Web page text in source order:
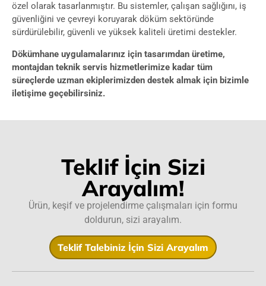
özel olarak tasarlanmıştır. Bu sistemler, çalışan sağlığını, iş
güvenliğini ve çevreyi koruyarak döküm sektöründe
sürdürülebilir, güvenli ve yüksek kaliteli üretimi destekler.
Dökümhane uygulamalarınız için tasarımdan üretime,
montajdan teknik servis hizmetlerimize kadar tüm
süreçlerde uzman ekiplerimizden destek almak için bizimle
iletişime geçebilirsiniz.
Teklif İçin Sizi
Arayalım!
Ürün, keşif ve projelendirme çalışmaları için formu
doldurun, sizi arayalım.
Teklif Talebiniz İçin Sizi Arayalım